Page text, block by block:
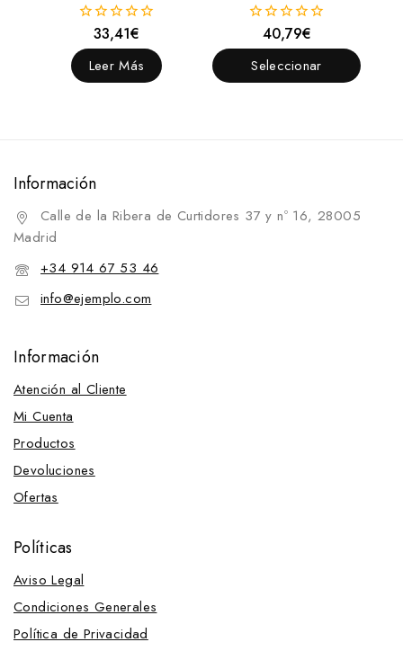
fuera
de
5
33,41€
Leer Más
fuera
de
40,79€
Seleccionar
Información
Calle de la Ribera de Curtidores 37 y nº 16, 28005
Madrid
+34 914 67 53 46
info@ejemplo.com
Información
Atención al Cliente
Mi Cuenta
Productos
Devoluciones
Ofertas
Políticas
Aviso Legal
Condiciones Generales
Política de Privacidad